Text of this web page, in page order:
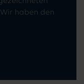
haben den